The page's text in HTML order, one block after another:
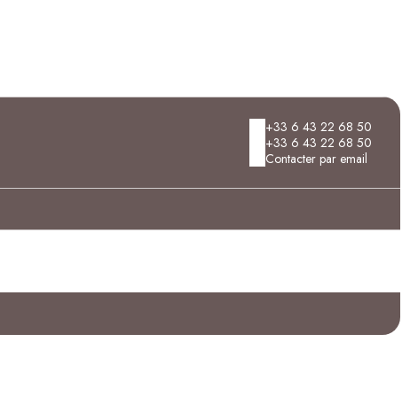
+33 6 43 22 68 50
+33 6 43 22 68 50
Contacter par email